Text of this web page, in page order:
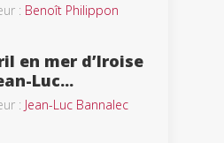
: Benoît Philippon
en mer d’Iroise
Luc...
: Jean-Luc Bannalec